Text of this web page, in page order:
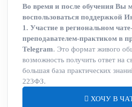
Во время и после обучения Вы
воспользоваться поддержкой
1. Участие в региональном
преподавателем-практиком в
Telegram. Это формат живого
возможность получить ответ на
большая база практических
223ФЗ.
ХОЧУ В